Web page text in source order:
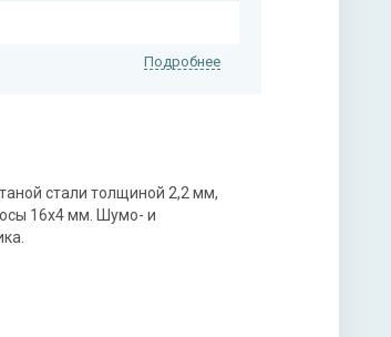
оборотный
Подробнее
стали толщиной 2,2 мм,
16х4 мм. Шумо- и